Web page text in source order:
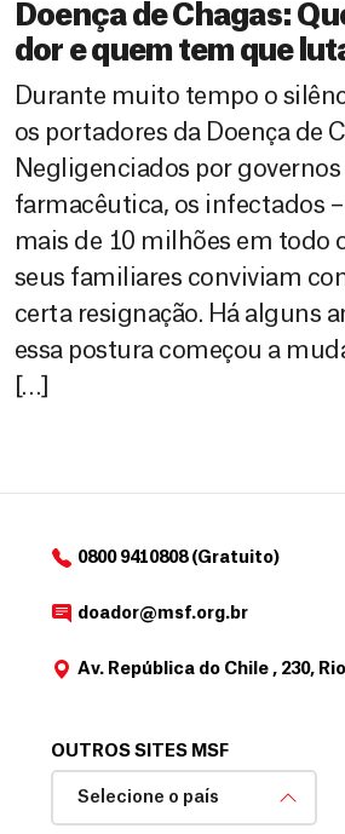
Doença de Chagas:
dor e quem tem que
Durante muito tempo o
os portadores da Doença de
Negligenciados por
farmacêutica, os infectados
mais de 10 milhões em todo
seus familiares conviviam
certa resignação. Há alguns
essa postura começou a
[…]
0800 9410808 (Gratuito)
doador@msf.org.br
Av. República do Chile , 230,
OUTROS SITES MSF
Selecione o país